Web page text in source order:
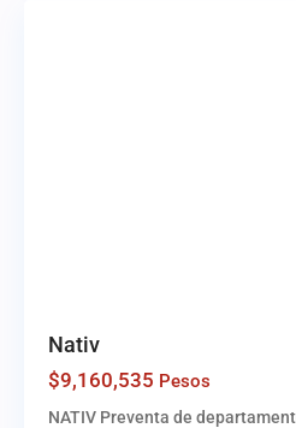
Nativ
$9,160,535 Pesos
NATIV Preventa de